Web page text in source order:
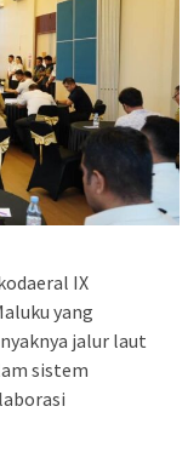
IX
yang
jalur laut
sistem